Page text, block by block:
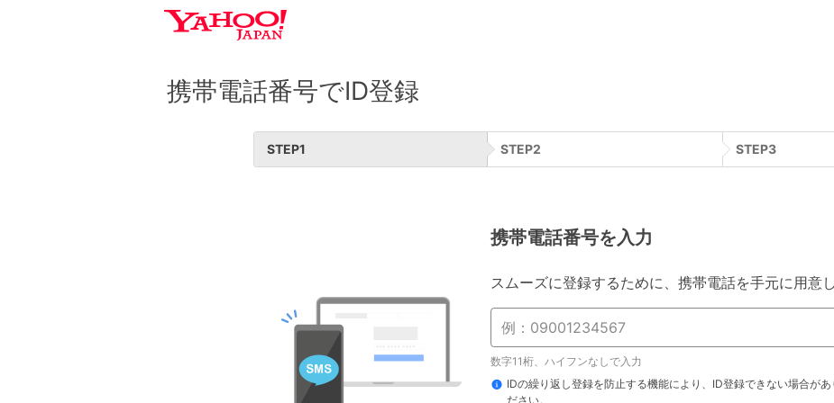
携帯電話番号でID登録
STEP1 STEP2 STEP3
携帯電話番号を入力
スムーズに登録するために、携帯電話を手元に用意し
数字11桁、ハイフンなしで入力
IDの繰り返し登録を防止する機能により、ID登録できない場合があ
ださい。